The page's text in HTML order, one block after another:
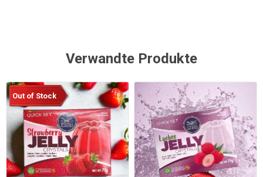
Verwandte Produkte
Out of Stock